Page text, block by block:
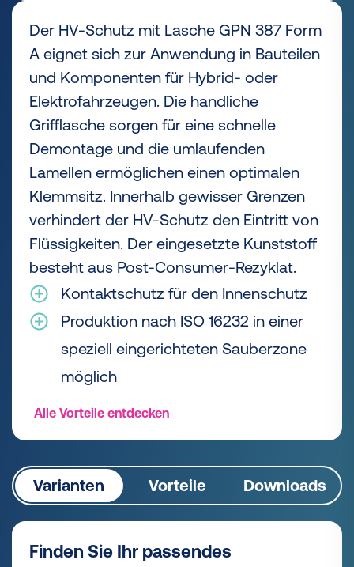
Der HV-Schutz mit Lasche GPN 387 Form
A eignet sich zur Anwendung in Bauteilen
und Komponenten für Hybrid- oder
Elektrofahrzeugen. Die handliche
Grifflasche sorgen für eine schnelle
Demontage und die umlaufenden
Lamellen ermöglichen einen optimalen
Klemmsitz. Innerhalb gewisser Grenzen
verhindert der HV-Schutz den Eintritt von
Flüssigkeiten. Der eingesetzte Kunststoff
besteht aus Post-Consumer-Rezyklat.
Kontaktschutz für den Innenschutz
Produktion nach ISO 16232 in einer
speziell eingerichteten Sauberzone
möglich
Alle Vorteile entdecken
Varianten Vorteile Downloads
Finden Sie Ihr passendes